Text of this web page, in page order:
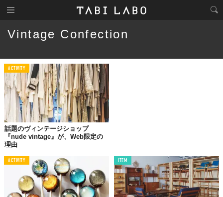
Vintage Confection
ACTIVITY
話題のヴィンテージショップ
『nude vintage』が、Web限定の
理由
ACTIVITY ITEM